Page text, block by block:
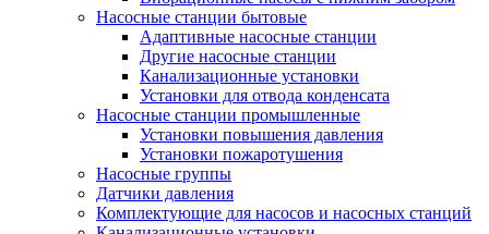
Насосные станции бытовые
Адаптивные насосные станции
Другие насосные станции
Канализационные установки
Установки для отвода конденсата
Насосные станции промышленные
Установки повышения давления
Установки пожаротушения
Насосные группы
Датчики давления
Комплектующие для насосов и насосных станций